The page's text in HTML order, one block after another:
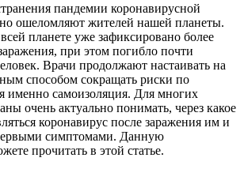
пандемии коронавирусной
ошеломляют жителей нашей планеты.
планете уже зафиксировано более
при этом погибло почти
Врачи продолжают настаивать на
способом сокращать риски по
именно самоизоляция. Для многих
очень актуально понимать, через какое
коронавирус после заражения им и
симптомами. Данную
прочитать в этой статье.